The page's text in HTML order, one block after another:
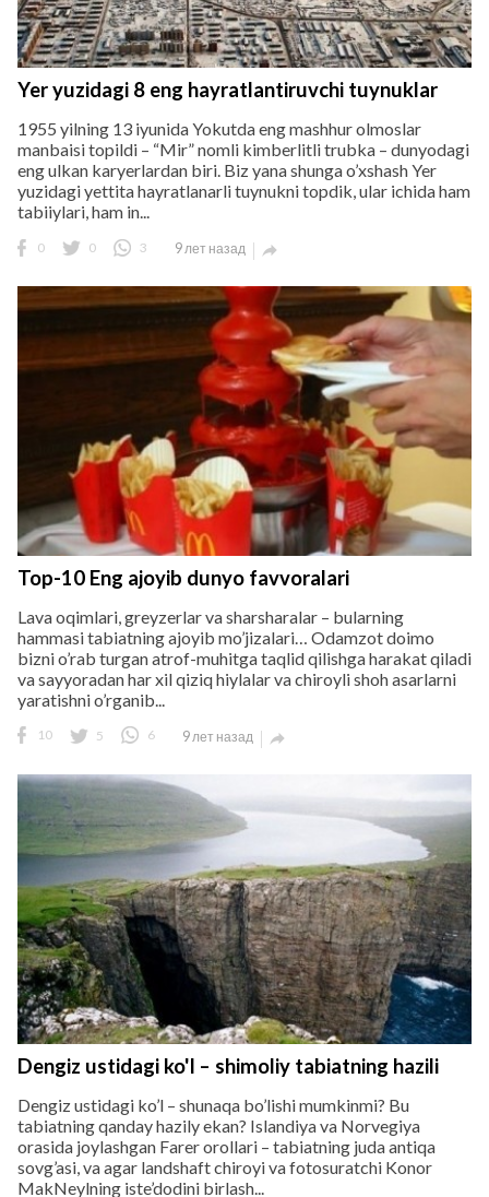
Yer yuzidagi 8 eng hayratlantiruvchi tuynuklar
1955 yilning 13 iyunida Yokutda eng mashhur olmoslar
manbaisi topildi – “Mir” nomli kimberlitli trubka – dunyodagi
eng ulkan karyerlardan biri. Biz yana shunga o’xshash Yer
yuzidagi yettita hayratlanarli tuynukni topdik, ular ichida ham
tabiiylari, ham in...
0 0 3 9 лет назад 
Top-10 Eng ajoyib dunyo favvoralari
Lava oqimlari, greyzerlar va sharsharalar – bularning
hammasi tabiatning ajoyib mo’jizalari… Odamzot doimo
bizni o’rab turgan atrof-muhitga taqlid qilishga harakat qiladi
va sayyoradan har xil qiziq hiylalar va chiroyli shoh asarlarni
yaratishni o’rganib...
10 5 6 9 лет назад 
Dengiz ustidagi ko'l – shimoliy tabiatning hazili
Dengiz ustidagi ko’l – shunaqa bo’lishi mumkinmi? Bu
tabiatning qanday hazily ekan? Islandiya va Norvegiya
orasida joylashgan Farer orollari – tabiatning juda antiqa
sovg’asi, va agar landshaft chiroyi va fotosuratchi Konor
MakNeylning iste’dodini birlash...